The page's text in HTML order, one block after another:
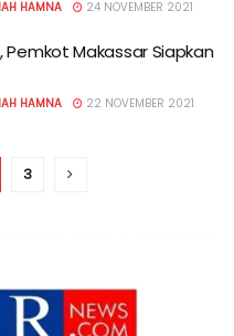
HAMNA 24 NOVEMBER 2021
Makassar Siapkan
HAMNA 22 NOVEMBER 2021
3